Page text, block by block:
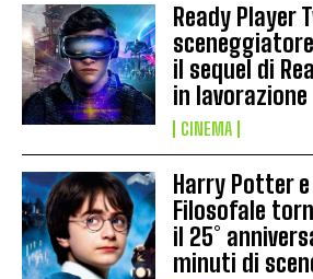
Ready Player
il sequel di
in lavorazione
CINEMA
Harry Potter
Filosofale
il 25°
minuti di